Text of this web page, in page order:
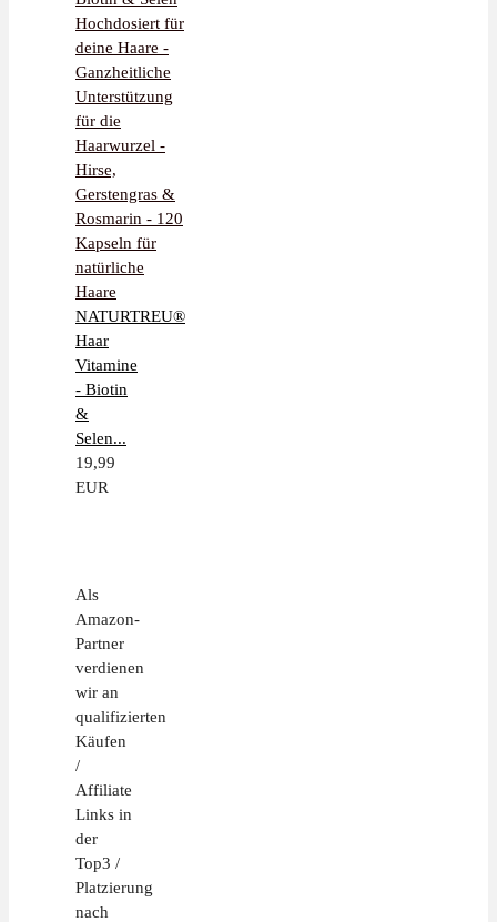
NATURTREU®
Haar
Vitamine
- Biotin
&
Selen...
19,99
EUR
Als
Amazon-
Partner
verdienen
wir an
qualifizierten
Käufen
/
Affiliate
Links in
der
Top3 /
Platzierung
nach